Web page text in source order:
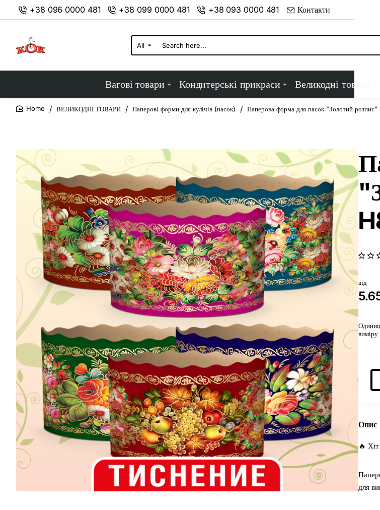
+38 096 0000 481 +38 099 0000 481 +38 093 0000 481 Контакти
All
Search
here...
Вагові товари Кондитерські прикраси Великодні товари
ВЕЛИКОДНІ ТОВАРИ Паперові форми для кулічів (пасок) Паперова форма для пасок "Золотий
від
виміру
Опис
🔥
для